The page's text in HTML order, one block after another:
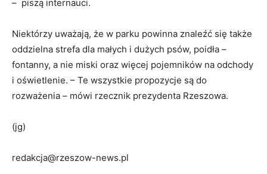
– piszą internauci.
Niektórzy uważają, że w parku powinna znaleźć się także
oddzielna strefa dla małych i dużych psów, poidła –
fontanny, a nie miski oraz więcej pojemników na odchody
i oświetlenie. – Te wszystkie propozycje są do
rozważenia – mówi rzecznik prezydenta Rzeszowa.
(jg)
redakcja@rzeszow-news.pl